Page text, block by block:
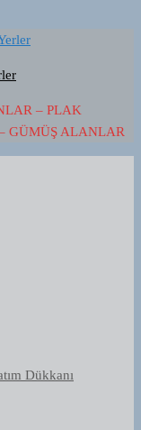
– PLAK
GÜMÜŞ ALANLAR
Dükkanı